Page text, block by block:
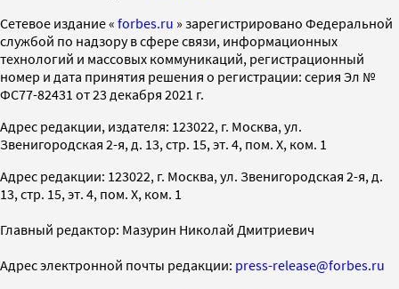
Cетевое издание « forbes.ru » зарегистрировано Федеральной
службой по надзору в сфере связи, информационных
технологий и массовых коммуникаций, регистрационный
номер и дата принятия решения о регистрации: серия Эл №
ФС77-82431 от 23 декабря 2021 г.
Адрес редакции, издателя: 123022, г. Москва, ул.
Звенигородская 2-я, д. 13, стр. 15, эт. 4, пом. X, ком. 1
Адрес редакции: 123022, г. Москва, ул. Звенигородская 2-я, д.
13, стр. 15, эт. 4, пом. X, ком. 1
Главный редактор: Мазурин Николай Дмитриевич
Адрес электронной почты редакции: press-release@forbes.ru